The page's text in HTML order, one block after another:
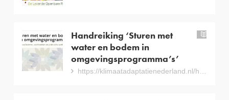
Handreiking ‘Sturen met
water en bodem in
omgevingsprogramma’s’
https://klimaatadaptatienederland.nl/hulpmiddelen/overzicht/handreiking-sturen-water-bodem-omgevingsprogramma/